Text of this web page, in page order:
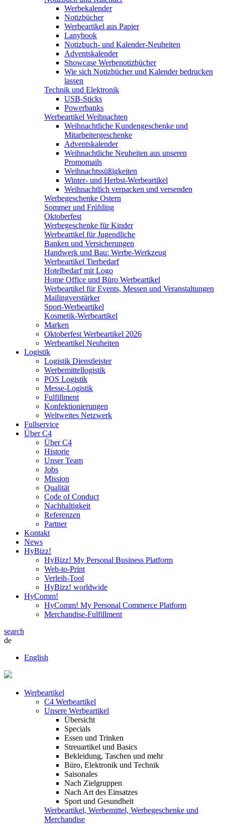
Werbekalender
Notizbücher
Werbeartikel aus Papier
Lanybook
Notizbuch- und Kalender-Neuheiten
Adventskalender
Showcase Werbenotizbücher
Wie sich Notizbücher und Kalender bedrucken
lassen
Technik und Elektronik
USB-Sticks
Powerbanks
Werbeartikel Weihnachten
Weihnachtliche Kundengeschenke und
Mitarbeitergeschenke
Adventskalender
Weihnachtliche Neuheiten aus unseren
Promomails
Weihnachtssüßigkeiten
Winter- und Herbst-Werbeartikel
Weihnachtlich verpacken und versenden
Werbegeschenke Ostern
Sommer und Frühling
Oktoberfest
Werbegeschenke für Kinder
Werbeartikel für Jugendliche
Banken und Versicherungen
Handwerk und Bau: Werbe-Werkzeug
Werbeartikel Tierbedarf
Hotelbedarf mit Logo
Home Office und Büro Werbeartikel
Werbeartikel für Events, Messen und Veranstaltungen
Mailingverstärker
Sport-Werbeartikel
Kosmetik-Werbeartikel
Marken
Oktoberfest Werbeartikel 2026
Werbeartikel Neuheiten
Logistik
Logistik Dienstleister
Werbemittellogistik
POS Logistik
Messe-Logistik
Fulfillment
Konfektionierungen
Weltweites Netzwerk
Fullservice
Über C4
Über C4
Historie
Unser Team
Jobs
Mission
Qualität
Code of Conduct
Nachhaltigkeit
Referenzen
Partner
Kontakt
News
HyBizz!
HyBizz! My Personal Business Platform
Web-to-Print
Verleih-Tool
HyBizz! worldwide
HyComm!
HyComm! My Personal Commerce Platform
Merchandise-Fulfillment
search
de
English
Werbeartikel
C4 Werbeartikel
Unsere Werbeartikel
Übersicht
Specials
Essen und Trinken
Streuartikel und Basics
Bekleidung, Taschen und mehr
Büro, Elektronik und Technik
Saisonales
Nach Zielgruppen
Nach Art des Einsatzes
Sport und Gesundheit
Werbeartikel, Werbemittel, Werbegeschenke und
Merchandise